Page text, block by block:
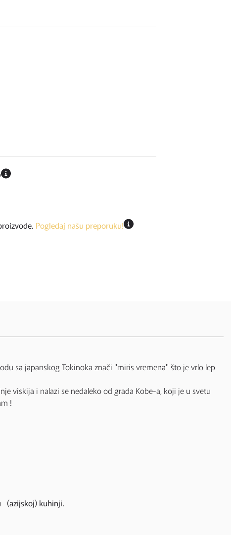
Pogledaj našu preporuku!
sa japanskog Tokinoka znači "miris vremena" što je vrlo lep
viskija i nalazi se nedaleko od grada Kobe-a, koji je u svetu
!
(azijskoj) kuhinji.